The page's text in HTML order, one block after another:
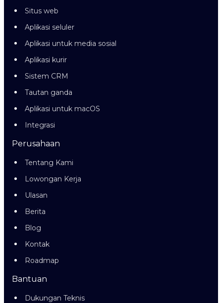
Situs web
Aplikasi seluler
Aplikasi untuk media sosial
Aplikasi kurir
Sistem CRM
Tautan ganda
Aplikasi untuk macOS
Integrasi
Perusahaan
Tentang Kami
Lowongan Kerja
Ulasan
Berita
Blog
Kontak
Roadmap
Bantuan
Dukungan Teknis